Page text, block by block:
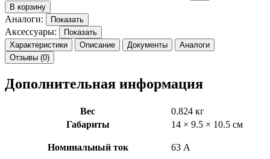
В корзину
Аналоги: Показать
Аксессуары:
Показать
Характеристики
Описание Документы
Аналоги
Отзывы (0)
Дополнительная информация
Вес
0.824 кг
Габариты
14 × 9.5 × 10.5 см
Номинальный ток 63 А